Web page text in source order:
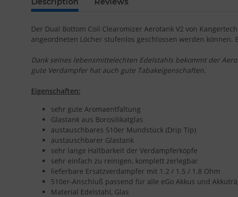
Der Dual Bottom Coil Clearomizer Aerotank V2 von
angeordneten Löcher stufenlos geschlossen werden
Dank seines lebensmittelechten Edelstahls bekommt der
gute Verdampfer hat auch gute Tabakeigenschaften.
Eigenschaften:
sehr gute Aromaentfaltung
Glastank aus Borosilikatglas
austauschbares 510er Mundstück (Drip Tip)
austauschbarer Glastank
sehr lange Haltbarkeit der Verdampferköpfe
sehr einfach zu reinigen, komplett zerlegbar
lieferbare Ersatzverdampfer mit 1.2 / 1.5 / 1.8 Ohm
510er-Anschluß passend für alle eGo Akkus und
Material Edelstahl, Glas